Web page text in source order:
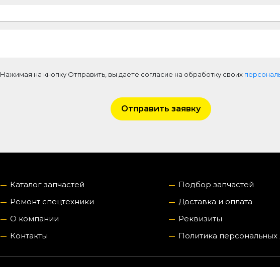
Нажимая на кнопку Отправить, вы даете согласие на обработку своих
Отправить заявку
Каталог запчастей
Ремонт спецтехники
О компании
Контакты
Подбор запчастей
Доставка и оплата
Реквизиты
Политика